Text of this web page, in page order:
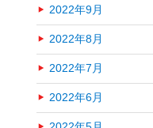
2022年9月
2022年8月
2022年7月
2022年6月